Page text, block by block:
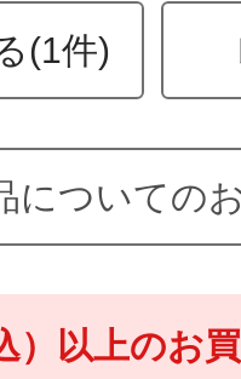
(1件)
についての
）以上のお